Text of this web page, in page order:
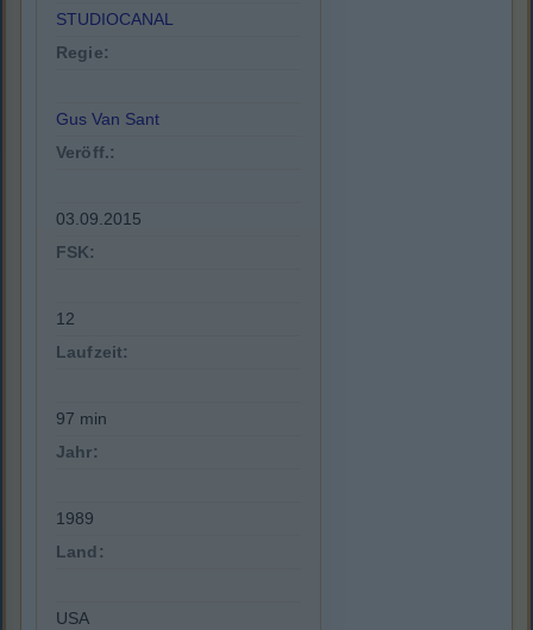
STUDIOCANAL
Regie:
Gus Van Sant
Veröff.:
03.09.2015
FSK:
12
Laufzeit:
97 min
Jahr:
1989
Land:
USA